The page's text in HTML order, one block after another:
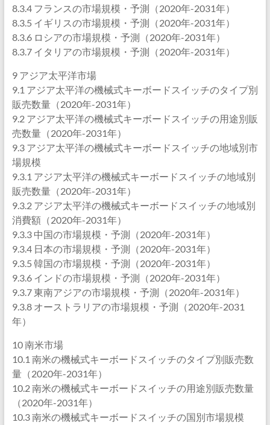
8.3.4 フランスの市場規模・予測（2020年-2031年）
8.3.5 イギリスの市場規模・予測（2020年-2031年）
8.3.6 ロシアの市場規模・予測（2020年-2031年）
8.3.7 イタリアの市場規模・予測（2020年-2031年）
9 アジア太平洋市場
9.1 アジア太平洋の機械式キーボードスイッチのタイプ別
販売数量（2020年-2031年）
9.2 アジア太平洋の機械式キーボードスイッチの用途別販
売数量（2020年-2031年）
9.3 アジア太平洋の機械式キーボードスイッチの地域別市
場規模
9.3.1 アジア太平洋の機械式キーボードスイッチの地域別
販売数量（2020年-2031年）
9.3.2 アジア太平洋の機械式キーボードスイッチの地域別
消費額（2020年-2031年）
9.3.3 中国の市場規模・予測（2020年-2031年）
9.3.4 日本の市場規模・予測（2020年-2031年）
9.3.5 韓国の市場規模・予測（2020年-2031年）
9.3.6 インドの市場規模・予測（2020年-2031年）
9.3.7 東南アジアの市場規模・予測（2020年-2031年）
9.3.8 オーストラリアの市場規模・予測（2020年-2031
年）
10 南米市場
10.1 南米の機械式キーボードスイッチのタイプ別販売数
量（2020年-2031年）
10.2 南米の機械式キーボードスイッチの用途別販売数量
（2020年-2031年）
10.3 南米の機械式キーボードスイッチの国別市場規模